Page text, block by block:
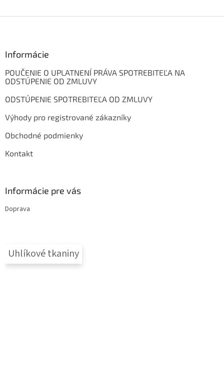
Informácie
POUČENIE O UPLATNENÍ PRÁVA SPOTREBITEĽA NA
ODSTÚPENIE OD ZMLUVY
ODSTÚPENIE SPOTREBITEĽA OD ZMLUVY
Výhody pro registrované zákazníky
Obchodné podmienky
Kontakt
Informácie pre vás
Doprava
Uhlíkové tkaniny